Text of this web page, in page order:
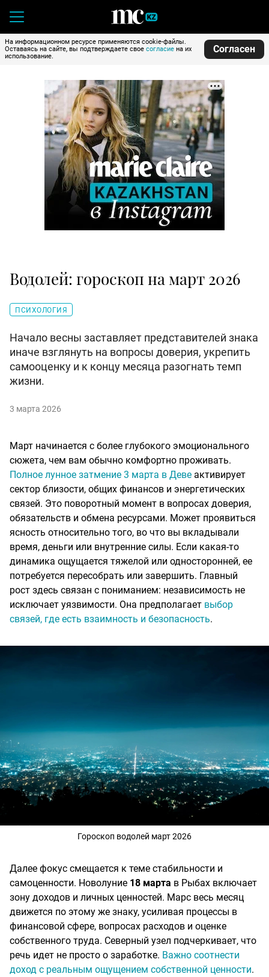
На информационном ресурсе применяются cookie-файлы.
Оставаясь на сайте, вы подтверждаете свое согласие на их
использование.
Согласен
Водолей: гороскоп на март 2026
ПСИХОЛОГИЯ
Начало весны заставляет представителей знака
иначе взглянуть на вопросы доверия, укрепить
самооценку и к концу месяца разогнать темп
жизни.
3 марта 2026
Март начинается с более глубокого эмоционального
сюжета, чем вам обычно комфортно проживать.
Полное лунное затмение 3 марта в Деве активирует
сектор близости, общих финансов и энергетических
связей. Это поворотный момент в вопросах доверия,
обязательств и обмена ресурсами. Может проявиться
ясность относительно того, во что вы вкладывали
время, деньги или внутренние силы. Если какая-то
динамика ощущается тяжелой или односторонней, ее
потребуется пересобрать или завершить. Главный
рост здесь связан с пониманием: независимость не
исключает уязвимости. Она предполагает выбор
связей, где есть взаимность и безопасность.
Гороскоп водолей март 2026
Далее фокус смещается к теме стабильности и
самоценности. Новолуние 18 марта в Рыбах включает
зону доходов и личных ценностей. Марс весь месяц
движется по этому же знаку, усиливая процессы в
финансовой сфере, вопросах расходов и оценке
собственного труда. Северный узел подчеркивает, что
речь идет не просто о заработке. Важно соотнести
доход с реальным ощущением собственной ценности.